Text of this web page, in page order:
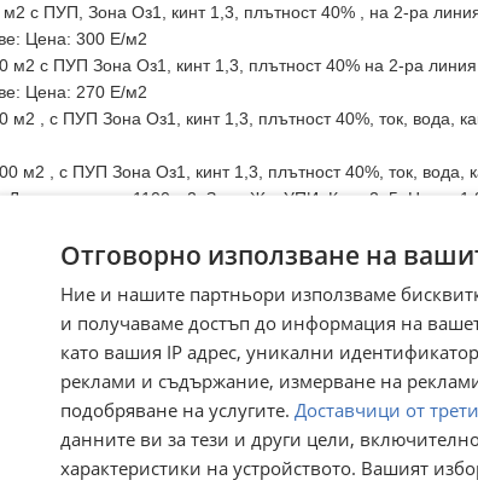
с ПУП, Зона Оз1, кинт 1,3, плътност 40% , на 2-ра
Цена: 300 Е/м2
м2 с ПУП Зона Оз1, кинт 1,3, плътност 40% на 2-ра линия
Цена: 270 Е/м2
м2 , с ПУП Зона Оз1, кинт 1,3, плътност 40%, ток, вода,
м2 , с ПУП Зона Оз1, кинт 1,3, плътност 40%, ток, вода,
Ливади -запад, 1100 м2, Зона Жс, УПИ, Кинт 2, 5, Цена -
Ливади, Изток, 600 м2, зона Жм, кинт 1,3, плътност 40%,
, УПИ, зона Жм, Кинт -1,3, РЗП 6900м2, Цена -260 Е/
и за обезщетение за част от парцела: Д
път 1350 кв.м , Цена 550 000 Евро , Зона Оз1 , кинт 1,2
Шосе, 600 м2, ПУП, зона Жк, РЗП 3100м2 по чл.27 от
2700м2, УПИ, подходящ за комплекс от къщи.
Експериментален ,УПИ, 370 Е./м2 , 3900 м2, Зона Жм,
Град , ул. Проф. Асен Киселичев.Зона Жм1, 1000м2,
+ пари.
800м2, ул. Иван Димов, ПУП, Зона Жс, кинт 2,5,
Отговорно използване на
Ние и нашите партньори използваме
и получаваме достъп до информация на
като вашия IP адрес, уникални
реклами и съдържание, измерване на
подобряване на услугите. Доставчици от
данните ви за тези и други цели,
характеристики на устройството. Вашият